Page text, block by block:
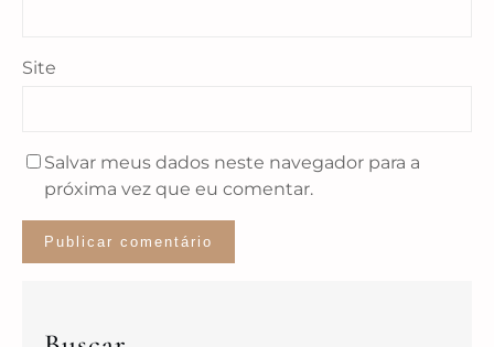
Site
Salvar meus dados neste navegador para a
próxima vez que eu comentar.